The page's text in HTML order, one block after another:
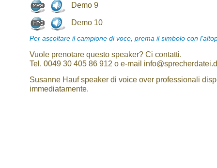
Demo 9
Demo 10
Per ascoltare il campione di voce, prema il simbolo con
Vuole prenotare questo speaker? Ci contatti.
Tel. 0049 30 405 86 912 o e-mail
Susanne Hauf speaker di voice over professionali
immediatamente.